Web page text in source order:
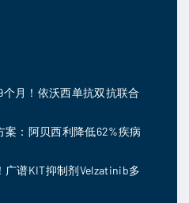
月！依沃西单抗双抗联合
：阿贝西利降低62%疾病
广谱KIT抑制剂Velzatinib多